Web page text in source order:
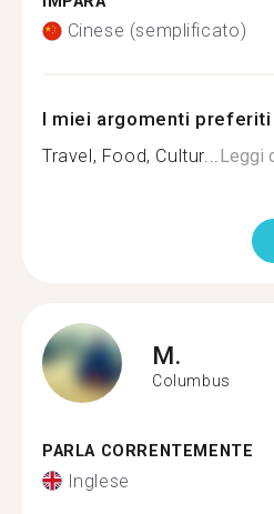
Cinese (semplificato)
I miei argomenti preferiti
Travel, Food, Cultur...Leggi
M.
Columbus
PARLA CORRENTEMENTE
Inglese